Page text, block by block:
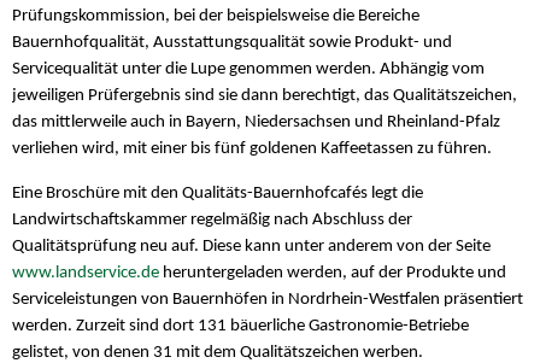
Prüfungskommission, bei der beispielsweise die Bereiche
Bauernhofqualität, Ausstattungsqualität sowie Produkt- und
Servicequalität unter die Lupe genommen werden. Abhängig vom
jeweiligen Prüfergebnis sind sie dann berechtigt, das Qualitätszeichen,
das mittlerweile auch in Bayern, Niedersachsen und Rheinland-Pfalz
verliehen wird, mit einer bis fünf goldenen Kaffeetassen zu führen.
Eine Broschüre mit den Qualitäts-Bauernhofcafés legt die
Landwirtschaftskammer regelmäßig nach Abschluss der
Qualitätsprüfung neu auf. Diese kann unter anderem von der Seite
www.landservice.de heruntergeladen werden, auf der Produkte und
Serviceleistungen von Bauernhöfen in Nordrhein-Westfalen präsentiert
werden. Zurzeit sind dort 131 bäuerliche Gastronomie-Betriebe
gelistet, von denen 31 mit dem Qualitätszeichen werben.